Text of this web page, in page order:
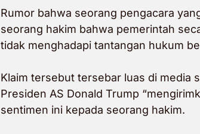
Rumor bahwa seorang pengacara
seorang hakim bahwa pemerintah
tidak menghadapi tantangan hukum
Klaim tersebut tersebar luas di media
Presiden AS Donald Trump
sentimen ini kepada seorang hakim.